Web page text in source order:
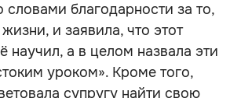
словами благодарности за то,
и заявила, что этот
научил, а в целом назвала эти
уроком». Кроме того,
супругу найти свою